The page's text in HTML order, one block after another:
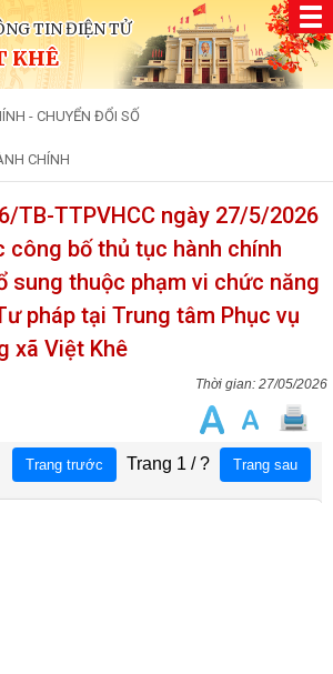
TIN ĐIỆN TỬ
KHÊ
- CHUYỂN ĐỔI SỐ
CHÍNH
TB-TTPVHCC ngày 27/5/2026
công bố thủ tục hành chính
sung thuộc phạm vi chức năng
pháp tại Trung tâm Phục vụ
xã Việt Khê
27/05/2026